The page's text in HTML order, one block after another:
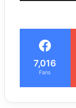
7,016
Fans